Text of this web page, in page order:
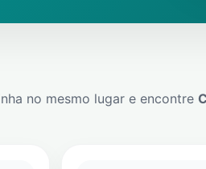
no mesmo lugar e encontre